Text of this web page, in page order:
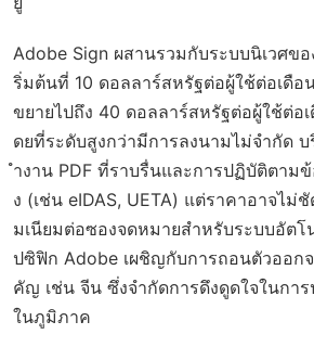
Adobe Sign ผสานรวมกับระบบนิเวศข
ริ่มต้นที่ 10 ดอลลาร์สหรัฐต่อผู้ใช้ต่อเดื
ขยายไปถึง 40 ดอลลาร์สหรัฐต่อผู้ใช้ต่อ
ดยที่ระดับสูงกว่ามีการลงนามไม่จำกัด
ำงาน PDF ที่ราบรื่นและการปฏิบัติตาม
ง (เช่น eIDAS, UETA) แต่ราคาอาจไม่
มเนียมต่อซองจดหมายสำหรับระบบอัตโ
ปซิฟิก Adobe เผชิญกับการถอนตัวออก
คัญ เช่น จีน ซึ่งจำกัดการดึงดูดใจในกา
ในภูมิภาค